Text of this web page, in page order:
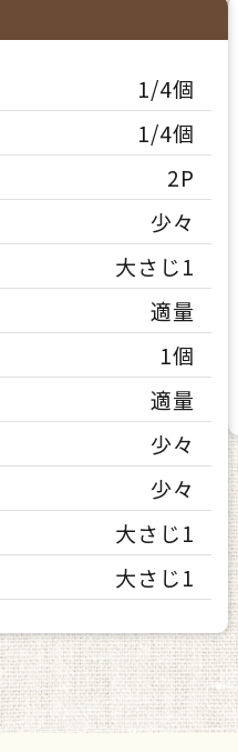
1/4個
1/4個
2P
少々
大さじ1
適量
1個
適量
少々
少々
大さじ1
大さじ1